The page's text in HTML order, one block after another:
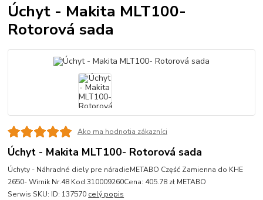
Úchyt - Makita MLT100-
Rotorová sada
Ako ma hodnotia zákazníci
Úchyt - Makita MLT100- Rotorová sada
Úchyty - Náhradné diely pre náradieMETABO Część Zamienna do KHE
2650- Wirnik Nr.48 Kod:310009260Cena: 405.78 zł METABO
Serwis SKU: ID: 137570 celý popis